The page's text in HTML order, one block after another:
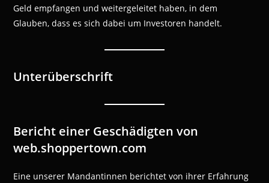
Geld empfangen und weitergeleitet haben, in dem
Glauben, dass es sich dabei um Investoren handelt.
Unterüberschrift
Bericht einer Geschädigten von
web.shoppertown.com
Eine unserer Mandantinnen berichtet von ihrer Erfahrung